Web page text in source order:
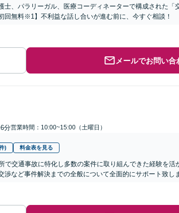
士、パラリーガル、医療コーディネーターで構成された「
回無料※1】不利益な話し合いが進む前に、今すぐ相談！
メールでお問い合
分営業時間：10:00~15:00（土曜日）
) 料金表を見る
で交通事故に特化し多数の案件に取り組んできた経験を活
など事件解決までの全般について全面的にサポート致し